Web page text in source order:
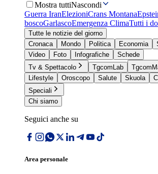
Mostra tuttiNascondi
Guerra IranElezioniCrans Montana
boscoGarlascoEmergenza ClimaTutti i
Tutte le notizie del giorno
Cronaca
Mondo Politica Economia
Video
Foto Infografiche
Schede
Tv & Spettacolo
TgcomLab
Lifestyle
Oroscopo Salute Skuola
Speciali
Chi siamo
Seguici anche su
Area personale